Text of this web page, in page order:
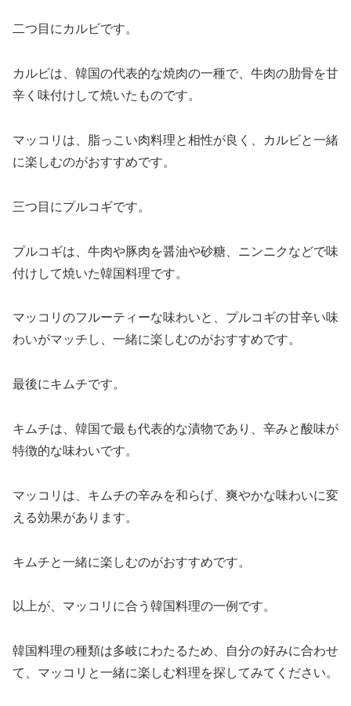
二つ目にカルビです。
カルビは、韓国の代表的な焼肉の一種で、牛肉の肋骨を甘
辛く味付けして焼いたものです。
マッコリは、脂っこい肉料理と相性が良く、カルビと一緒
に楽しむのがおすすめです。
三つ目にプルコギです。
プルコギは、牛肉や豚肉を醤油や砂糖、ニンニクなどで味
付けして焼いた韓国料理です。
マッコリのフルーティーな味わいと、プルコギの甘辛い味
わいがマッチし、一緒に楽しむのがおすすめです。
最後にキムチです。
キムチは、韓国で最も代表的な漬物であり、辛みと酸味が
特徴的な味わいです。
マッコリは、キムチの辛みを和らげ、爽やかな味わいに変
える効果があります。
キムチと一緒に楽しむのがおすすめです。
以上が、マッコリに合う韓国料理の一例です。
韓国料理の種類は多岐にわたるため、自分の好みに合わせ
て、マッコリと一緒に楽しむ料理を探してみてください。